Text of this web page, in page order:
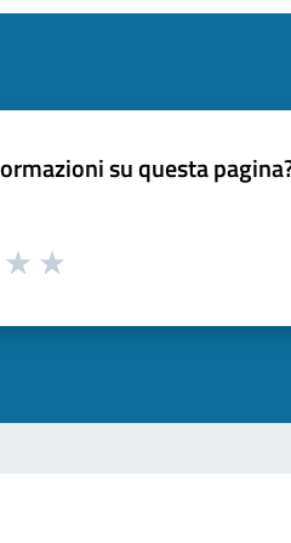
su questa